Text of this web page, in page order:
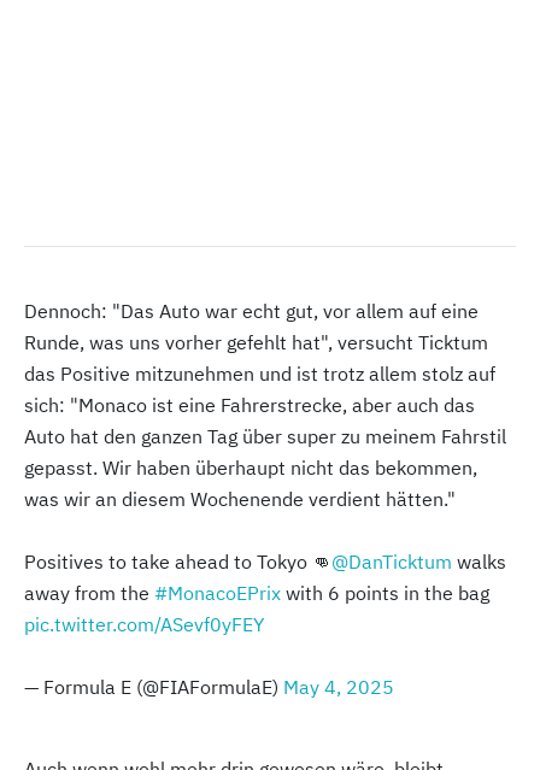
Dennoch: "Das Auto war echt gut, vor allem auf eine
Runde, was uns vorher gefehlt hat", versucht Ticktum
das Positive mitzunehmen und ist trotz allem stolz auf
sich: "Monaco ist eine Fahrerstrecke, aber auch das
Auto hat den ganzen Tag über super zu meinem Fahrstil
gepasst. Wir haben überhaupt nicht das bekommen,
was wir an diesem Wochenende verdient hätten."
Positives to take ahead to Tokyo 👊 @DanTicktum walks
away from the #MonacoEPrix with 6 points in the bag
pic.twitter.com/ASevf0yFEY
— Formula E (@FIAFormulaE) May 4, 2025